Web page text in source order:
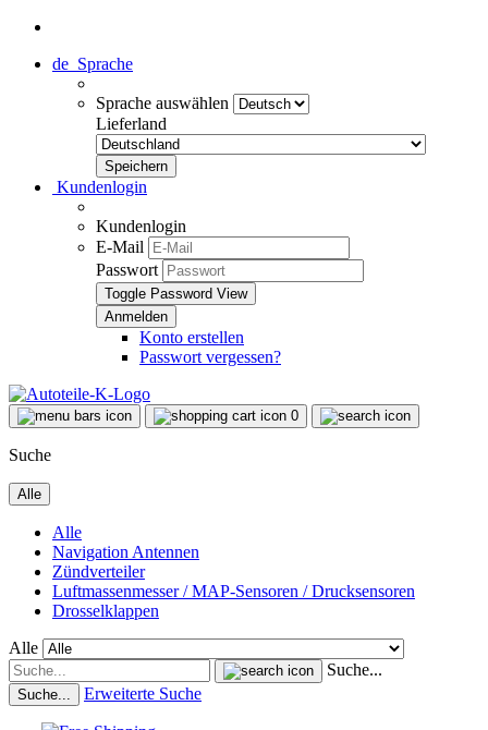
de Sprache
Sprache auswählen
Lieferland
Kundenlogin
Kundenlogin
E-Mail
Passwort
Toggle Password View
Konto erstellen
Passwort vergessen?
0
Suche
Alle
Alle
Navigation Antennen
Zündverteiler
Luftmassenmesser / MAP-Sensoren / Drucksensoren
Drosselklappen
Alle
Suche...
Suche... Erweiterte Suche